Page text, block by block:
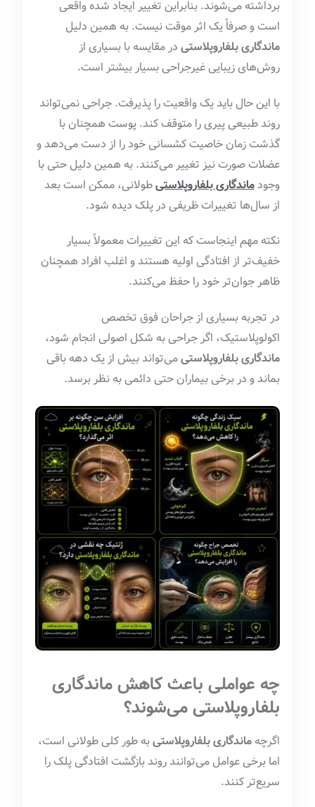
برداشته می‌شوند. بنابراین تغییر ایجاد شده واقعی
است و صرفاً یک اثر موقت نیست. به همین دلیل
ماندگاری بلفاروپلاستی در مقایسه با بسیاری از
روش‌های زیبایی غیرجراحی بسیار بیشتر است.
با این حال باید یک واقعیت را پذیرفت. جراحی نمی‌تواند
روند طبیعی پیری را متوقف کند. پوست همچنان با
گذشت زمان خاصیت کشسانی خود را از دست می‌دهد و
عضلات صورت نیز تغییر می‌کنند. به همین دلیل حتی با
وجودماندگاری بلفاروپلاستیطولانی، ممکن است بعد
از سال‌ها تغییرات ظریفی در پلک دیده شود.
نکته مهم اینجاست که این تغییرات معمولاً بسیار
خفیف‌تر از افتادگی اولیه هستند و اغلب افراد همچنان
ظاهر جوان‌تر خود را حفظ می‌کنند.
در تجربه بسیاری از جراحان فوق تخصص
اکولوپلاستیک، اگر جراحی به شکل اصولی انجام شود،
ماندگاری بلفاروپلاستیمی‌تواند بیش از یک دهه باقی
بماند و در برخی بیماران حتی دائمی به نظر برسد.
چه عواملی باعث کاهش ماندگاری
بلفاروپلاستی می‌شوند؟
اگرچهماندگاری بلفاروپلاستیبه طور کلی طولانی است،
اما برخی عوامل می‌توانند روند بازگشت افتادگی پلک را
سریع‌تر کنند.